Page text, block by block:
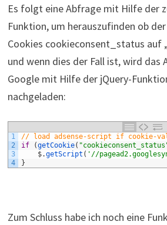
Es folgt eine Abfrage mit Hilfe der
Funktion, um herauszufinden ob
Cookies cookieconsent_status auf
und wenn dies der Fall ist, wird das
Google mit Hilfe der jQuery-
nachgeladen:
1
2
3
4
// load adsense-script if cookie-
if
(getCookie(
$.getScript ( '//
}
Zum Schluss habe ich noch eine